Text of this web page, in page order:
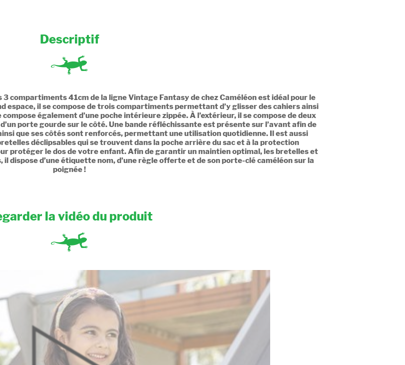
Descriptif
compartiments 41cm de la ligne Vintage Fantasy de chez Caméléon est idéal pour le
espace, il se compose de trois compartiments permettant d’y glisser des cahiers ainsi
également d’une poche intérieure zippée. À l’extérieur, il se compose de deux
porte gourde sur le côté. Une bande réfléchissante est présente sur l’avant afin de
que ses côtés sont renforcés, permettant une utilisation quotidienne. Il est aussi
déclipsables qui se trouvent dans la poche arrière du sac et à la protection
protéger le dos de votre enfant. Afin de garantir un maintien optimal, les bretelles et
dispose d’une étiquette nom, d’une règle offerte et de son porte-clé caméléon sur la
poignée !
la vidéo du produit